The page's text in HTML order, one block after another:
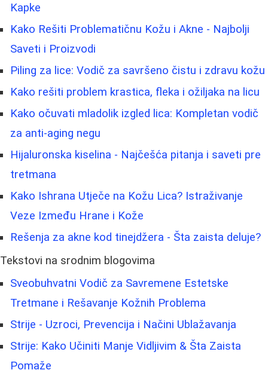
Kapke
Kako Rešiti Problematičnu Kožu i Akne - Najbolji
Saveti i Proizvodi
Piling za lice: Vodič za savršeno čistu i zdravu kožu
Kako rešiti problem krastica, fleka i ožiljaka na licu
Kako očuvati mladolik izgled lica: Kompletan vodič
za anti-aging negu
Hijaluronska kiselina - Najčešća pitanja i saveti pre
tretmana
Kako Ishrana Utječe na Kožu Lica? Istraživanje
Veze Između Hrane i Kože
Rešenja za akne kod tinejdžera - Šta zaista deluje?
Tekstovi na srodnim blogovima
Sveobuhvatni Vodič za Savremene Estetske
Tretmane i Rešavanje Kožnih Problema
Strije - Uzroci, Prevencija i Načini Ublažavanja
Strije: Kako Učiniti Manje Vidljivim & Šta Zaista
Pomaže